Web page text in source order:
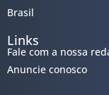
Brasil
Links
Fale com a nossa
Anuncie conosco